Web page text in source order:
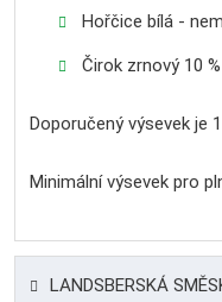
Hořčice bílá -
Čirok zrnový 10 %
Doporučený výsevek je
Minimální výsevek pro
LANDSBERSKÁ